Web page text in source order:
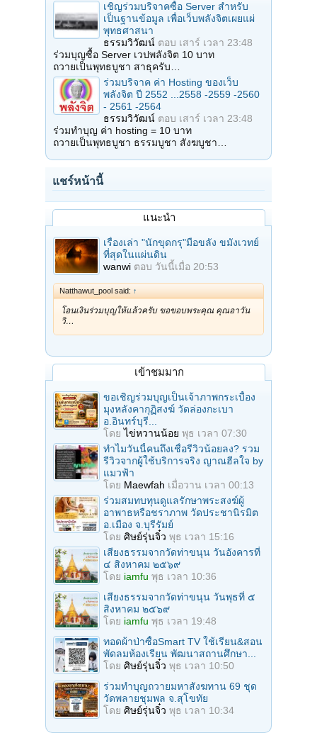
เชิญร่วมบริจาคซื้อ Server สำหรับ
เป็นฐานข้อมูล เพื่อเว็บพลังจิตเผยแผ่
พุทธศาสนา
ธรรมวิวัฒน์ ตอบ เสาร์ เวลา 23:48
ร่วมบุญซื้อ Server เวปพลังจิต 10 บาท
ถวายเป็นพุทธบูชา สาธุครับ…
ร่วมบริจาค ค่า Hosting ของเว็บ
พลังจิต ปี 2552 ...2558 -2559 -2560
- 2561 -2564
ธรรมวิวัฒน์ ตอบ เสาร์ เวลา 23:48
ร่วมทำบุญ ค่า hosting = 10 บาท
ถวายเป็นพุทธบูชา ธรรมบูชา สังฆบูชา…
แชร์หน้านี้
แนะนำ
เรื่องเล่า "นักขุดกรุ"มือขลัง ขมังเวทย์
ที่สุดในแผ่นดิน
wanwi ตอบ วันนี้เมื่อ 20:53
Natthawut_pool said: ↑
โอนเงินร่วมบุญให้แล้วครับ ขอขอบพระคุณ คุณอาวัน
วิ…
เข้าชมมาก
ขอเชิญร่วมบุญเป็นเจ้าภาพกระเบื้อง
มุงหลังคากุฏิสงฆ์ วัดล่องกะเบา
อ.อินทร์บุรี...
โดยไข่หวานน้อย พุธ เวลา 07:30
ทำไมวันนี้คนถึงเชื่อรีวิวน้อยลง? รวม
รีวิวจากผู้ใช้บริการจริง ญาณฮีลใจ by
แมวฟ้า
โดย Maewfah เมื่อวาน เวลา 00:13
ร่วมสมทบทุนดูแลรักษาพระสงฆ์ผู้
อาพาธหรือชราภาพ วัดประชานิรมิต
อ.เมือง จ.บุรีรัมย์
โดย ศิษย์รุ่นจิ๋ว พุธ เวลา 15:16
เสียงธรรมจากวัดท่าขนุน วันอังคารที่
๔ สิงหาคม ๒๕๖๙
โดย iamfu พุธ เวลา 10:36
เสียงธรรมจากวัดท่าขนุน วันพุธที่ ๕
สิงหาคม ๒๕๖๙
โดย iamfu พุธ เวลา 19:48
ทอดผ้าป่าซื้อSmart TV ใช้เรียน&สอน
พัดลมห้องเรียน พัฒนาสถานศึกษา...
โดย ศิษย์รุ่นจิ๋ว พุธ เวลา 10:50
ร่วมทําบุญถวายมหาสังฆทาน 69 ชุด
วัดพลายชุมพล จ.สุโขทัย
โดย ศิษย์รุ่นจิ๋ว พุธ เวลา 10:34